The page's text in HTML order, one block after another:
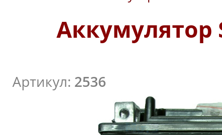
Аккумулятор
Артикул: 2536